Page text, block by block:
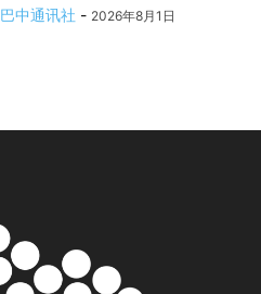
巴中通讯社 - 2026年8月1日